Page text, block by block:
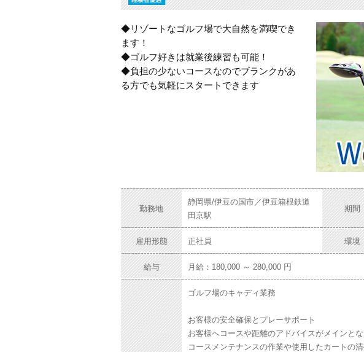
◆リゾートなゴルフ場で大自然を満喫でき
ます！
◆ゴルフ好きは就業後練習も可能！
◆負担の少ないコースなのでブランクがあ
る方でも気軽にスタートできます
勤務地
静岡県/伊豆の国市／伊豆箱根鉄道
田京駅
期間
雇用形態 正社員 環境
給与 月給：180,000 ～ 280,000 円
ゴルフ場のキャディ業務
お客様の安全確保とプレーサポート
お客様へコースや距離のアドバイスがメインとな
コースメンテナンスの作業や使用したカートの清